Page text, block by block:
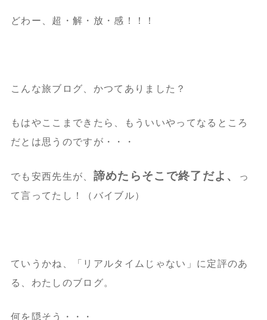
どわー、超・解・放・感！！！
こんな旅ブログ、かつてありました？
もはやここまできたら、もういいやってなるところ
だとは思うのですが・・・
でも安西先生が、 諦めたらそこで終了だよ、
っ
て言ってたし！（バイブル）
ていうかね、「リアルタイムじゃない」に定評のあ
る、わたしのブログ。
何を隠そう・・・